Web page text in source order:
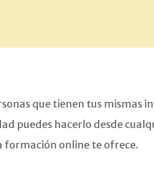
que tienen tus mismas
puedes hacerlo desde
formación online te ofrece.